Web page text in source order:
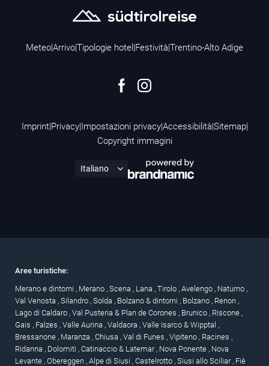
Meteo|Arrivo|Tipologie hotel |Festività|Trentino-Alto Adige
Imprint|Privacy|Impostazioni privacy|Accessibilità|Sitemap|
Copyright immagini
Aree turistiche:
Merano e dintorni , Merano , Scena , Lana , Tirolo , Avelengo , Naturno ,
Val Venosta , Silandro , Solda , Bolzano & dintorni , Bolzano , Renon ,
Lago di Caldaro , Val Pusteria & Plan de Corones , Brunico , Riscone ,
Gais , Falzes , Valle Aurina , Valdaora , Valle Isarco & Wipptal ,
Bressanone , Maranza , Chiusa , Val di Funes , Vipiteno , Racines ,
Ridanna , Dolomiti , Catinaccio & Latemar , Nova Ponente , Nova
Levante , Obereggen , Alpe di Siusi , Castelrotto , Siusi allo Sciliar , Fiè